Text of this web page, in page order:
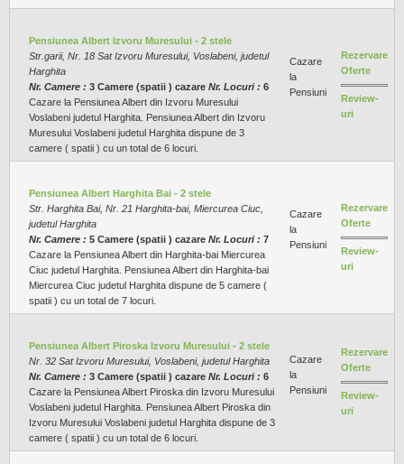
Pensiunea Albert Izvoru Muresului - 2 stele
Str.garii, Nr. 18 Sat Izvoru Muresului, Voslabeni, judetul
Harghita
Nr. Camere : 3 Camere (spatii ) cazare Nr. Locuri : 6
Cazare la Pensiunea Albert din Izvoru Muresului
Voslabeni judetul Harghita. Pensiunea Albert din Izvoru
Muresului Voslabeni judetul Harghita dispune de 3
camere ( spatii ) cu un total de 6 locuri.
Cazare
la
Pensiuni
Rezervare
Oferte
Review-
uri
Pensiunea Albert Harghita Bai - 2 stele
Str. Harghita Bai, Nr. 21 Harghita-bai, Miercurea Ciuc,
judetul Harghita
Nr. Camere : 5 Camere (spatii ) cazare Nr. Locuri : 7
Cazare la Pensiunea Albert din Harghita-bai Miercurea
Ciuc judetul Harghita. Pensiunea Albert din Harghita-bai
Miercurea Ciuc judetul Harghita dispune de 5 camere (
spatii ) cu un total de 7 locuri.
Cazare
la
Pensiuni
Rezervare
Oferte
Review-
uri
Pensiunea Albert Piroska Izvoru Muresului - 2 stele
Nr. 32 Sat Izvoru Muresului, Voslabeni, judetul Harghita
Nr. Camere : 3 Camere (spatii ) cazare Nr. Locuri : 6
Cazare la Pensiunea Albert Piroska din Izvoru Muresului
Voslabeni judetul Harghita. Pensiunea Albert Piroska din
Izvoru Muresului Voslabeni judetul Harghita dispune de 3
camere ( spatii ) cu un total de 6 locuri.
Cazare
la
Pensiuni
Rezervare
Oferte
Review-
uri